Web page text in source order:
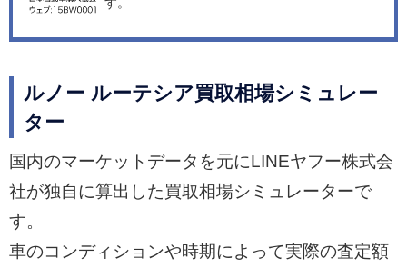
も行われている。 パワーユニットはルノー・日
産・三菱のアライアンスにより開発された1.3リッ
ター4気筒ターボ。最高出力96kW（131ps）/500
0rpm、最大トルク240Nm/1600rpmを発生し、パ
ドルシフトを備えたデュアルクラッチの7速AT（E
DC）と組み合わされる。全車がFFとなり、WLT
Cモード燃費は17.0km/Lを実現している。 運転支
援システムは充実しており、「ハイウェイ＆トラ
す。
ルノー ルーテシア買取相場シミュレー
ター
国内のマーケットデータを元にLINEヤフー株式会
社が独自に算出した買取相場シミュレーターで
す。
車のコンディションや時期によって実際の査定額